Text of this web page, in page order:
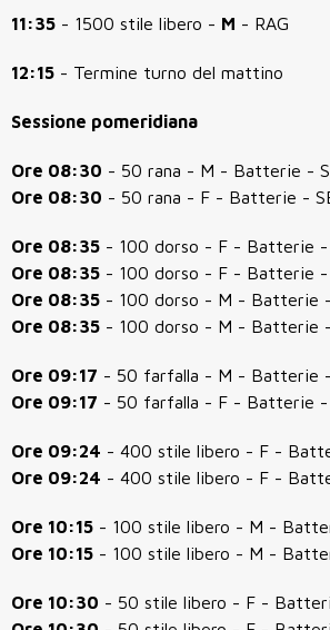
11:35 - 1500 stile libero - M - RAG
12:15 - Termine turno del mattino
Sessione pomeridiana
Ore 08:30 - 50 rana - M - Batterie -
Ore 08:30 - 50 rana - F - Batterie -
Ore 08:35 - 100 dorso - F - Batterie -
Ore 08:35 - 100 dorso - F - Batterie -
Ore 08:35 - 100 dorso - M - Batterie -
Ore 08:35 - 100 dorso - M - Batterie
Ore 09:17 - 50 farfalla - M - Batterie
Ore 09:17 - 50 farfalla - F - Batterie -
Ore 09:24 - 400 stile libero - F -
Ore 09:24 - 400 stile libero - F -
Ore 10:15 - 100 stile libero - M -
Ore 10:15 - 100 stile libero - M -
Ore 10:30 - 50 stile libero - F -